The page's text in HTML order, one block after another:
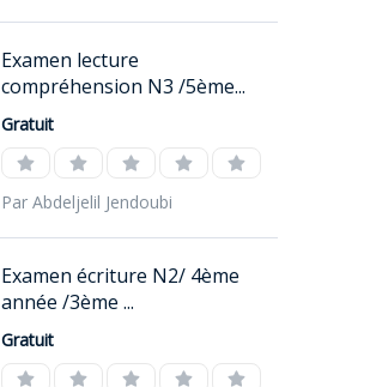
Examen lecture
compréhension N3 /5ème...
Gratuit
Par Abdeljelil Jendoubi
Examen écriture N2/ 4ème
année /3ème ...
Gratuit